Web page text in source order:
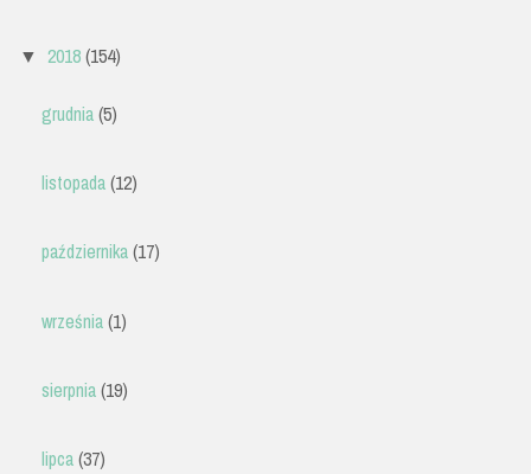
▼ 2018(154)
grudnia(5)
listopada(12)
października(17)
września(1)
sierpnia(19)
lipca(37)